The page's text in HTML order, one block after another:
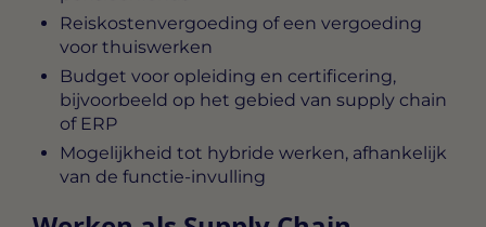
Reiskostenvergoeding of een vergoeding
voor thuiswerken
Budget voor opleiding en certificering,
bijvoorbeeld op het gebied van supply chain
of ERP
Mogelijkheid tot hybride werken, afhankelijk
van de functie-invulling